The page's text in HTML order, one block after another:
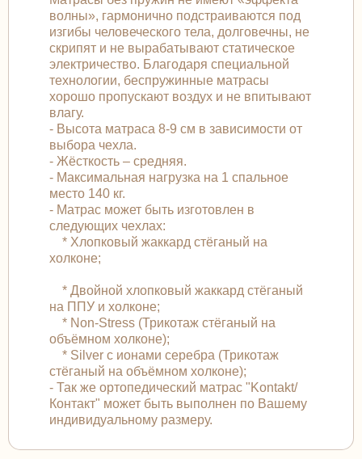
волны», гармонично подстраиваются под
изгибы человеческого тела, долговечны, не
скрипят и не вырабатывают статическое
электричество. Благодаря специальной
технологии, беспружинные матрасы
хорошо пропускают воздух и не впитывают
влагу.
- Высота матраса 8-9 см в зависимости от
выбора чехла.
- Жёсткость – средняя.
- Максимальная нагрузка на 1 спальное
место 140 кг.
- Матрас может быть изготовлен в
следующих чехлах:
* Хлопковый жаккард стёганый на
холконе;
* Двойной хлопковый жаккард стёганый
на ППУ и холконе;
* Non-Stress (Трикотаж стёганый на
объёмном холконе);
* Silver с ионами серебра (Трикотаж
стёганый на объёмном холконе);
- Так же ортопедический матрас "Kontakt/
Контакт" может быть выполнен по Вашему
индивидуальному размеру.